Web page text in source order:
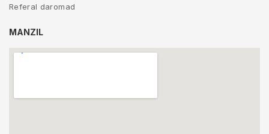
Referal daromad
MANZIL